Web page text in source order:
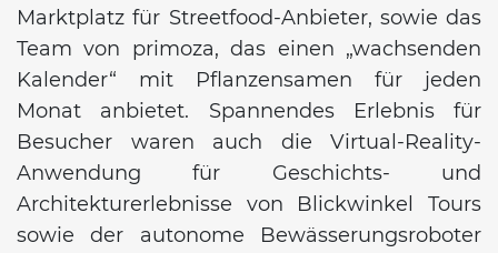
Marktplatz für Streetfood-Anbieter, sowie das
Team von primoza, das einen „wachsenden
Kalender“ mit Pflanzensamen für jeden
Monat anbietet. Spannendes Erlebnis für
Besucher waren auch die Virtual-Reality-
Anwendung für Geschichts- und
Architekturerlebnisse von Blickwinkel Tours
sowie der autonome Bewässerungsroboter